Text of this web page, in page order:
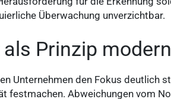
Überwachung unverzichtbar.
Prinzip
Unternehmen den Fokus deutlich
festmachen. Abweichungen vom